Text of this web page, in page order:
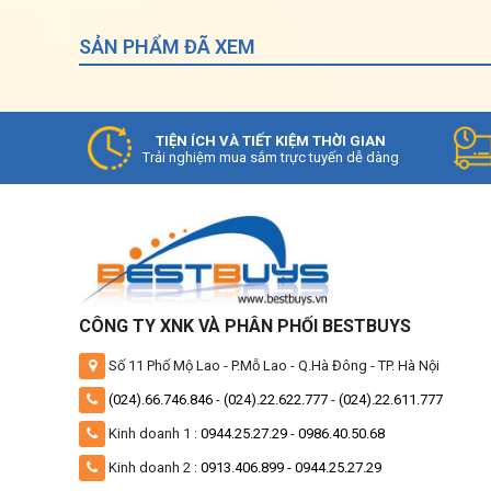
Nhưng: Điều hòa Nagakawa 18000BTU
SẢN PHẨM ĐÃ XEM
TIỆN ÍCH VÀ TIẾT KIỆM THỜI GIAN
Trải nghiệm mua sắm trực tuyến dễ dàng
CÔNG TY XNK VÀ PHÂN PHỐI BESTBUYS
Số 11 Phố Mộ Lao - P.Mỗ Lao - Q.Hà Đông - TP. Hà Nội
(024).66.746.846 - (024).22.622.777 - (024).22.611.777
Kinh doanh 1 : 0944.25.27.29 - 0986.40.50.68
Kinh doanh 2 : 0913.406.899 - 0944.25.27.29